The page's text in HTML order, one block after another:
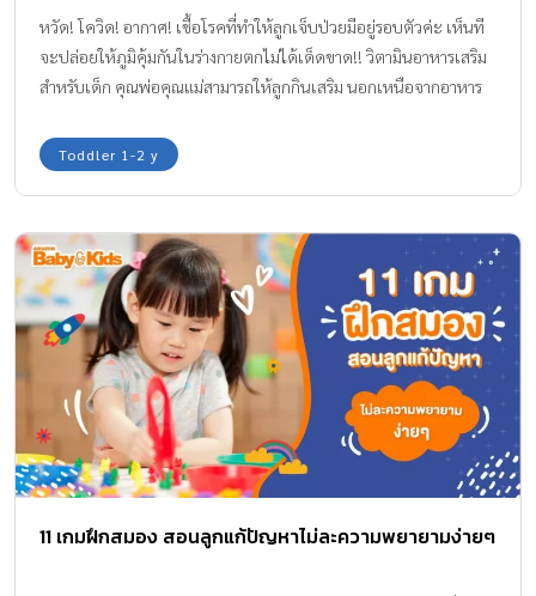
หวัด! โควิด! อากาศ! เชื้อโรคที่ทำให้ลูกเจ็บป่วยมีอยู่รอบตัวค่ะ เห็นที
จะปล่อยให้ภูมิคุ้มกันในร่างกายตกไม่ได้เด็ดขาด!! วิตามินอาหารเสริม
สำหรับเด็ก คุณพ่อคุณแม่สามารถให้ลูกกินเสริม นอกเหนือจากอาหาร
วิตามินเสริมภูมิคุ้มกัน ที่สกัดจากผลไม้มหัศจรรย์ “เอลเดอร์เบอร์รี่
Elderberry” มาแนะนำให้ค่ะ
Toddler 1-2 y
11 เกมฝึกสมอง สอนลูกแก้ปัญหาไม่ละความพยายามง่ายๆ